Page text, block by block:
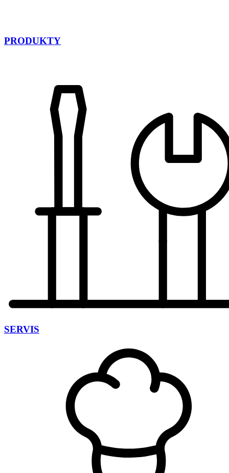
PRODUKTY
SERVIS